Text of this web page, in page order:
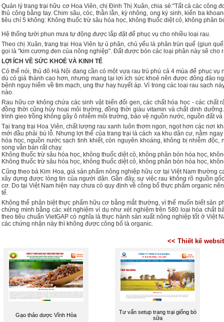
Quản lý trang trại hữu cơ Hoa Viên, chị Đinh Thị Xuân, chia sẻ:"Tất cả các công
thủ công bằng tay. Chim sâu, cóc, thằn lằn, kỳ nhông, ong ký sinh, kiến ba
tiêu chí 5 không: Không thuốc trừ sâu hóa học, không thuốc diệt cỏ, không phân
Hệ thống tưới phun mưa tự động được lắp đặt để phục vụ cho nhiều loại rau.
Theo chị Xuân, trang trại Hoa Viên tự ủ phân, chủ yếu là phân trùn quế (giun
gọi là "kim cương đen của nông nghiệp". Đất được bón các loại phân này sẽ cho
LỢI ÍCH VỀ SỨC KHOẺ VÀ KINH TẾ
Có thể nói, thủ đô Hà Nội đang cần có một vựa rau trù phú cả 4 mùa để phục
dù có giá thành cao hơn, nhưng mang lại lợi ích sức khoẻ nên được đông đảo
bệnh nguy hiểm về tim mạch, ung thư hay huyết áp. Vì trong các loại rau sạch
nào.
Rau hữu cơ không chứa các sinh vật biến đổi gen, các chất hóa học - các
đồng thời cũng hủy hoại môi trường, đồng thời giàu vitamin và chất dinh
trình gieo trồng không gây ô nhiễm môi trường, bảo vệ nguồn nước, nguồn đất
Tại trang trại Hoa Viên, chất lượng rau xanh luôn thơm ngon, ngọt hơn các nơi
mới đầu phải bù lỗ. Nhưng lợi thế của trang trại là cách xa khu dân cư, nằm
hóa học, nguồn nước sạch tinh khiết, còn nguyên khoáng, không bị nhiễm
song vẫn bán rất chạy.
Không thuốc trừ sâu hóa học, không thuốc diệt cỏ, không phân bón hóa học,
Không thuốc trừ sâu hóa học, không thuốc diệt cỏ, không phân bón hóa học,
Cũng theo bà Kim Hoa, giá sản phẩm nông nghiệp hữu cơ tại Việt Nam
xây dựng được lòng tin của người dân. Gần đây, sự việc rau không rõ nguồn
cơ. Do tại Việt Nam hiện nay chưa có quy định về công bố thực phẩm organic
tế.
Không thể phân biệt thực phẩm hữu cơ bằng mắt thường, vì thế muốn biết sản
chứng minh bằng các xét nghiệm ví dụ như xét nghiệm trên 580 loại hóa chất
theo tiêu chuẩn VietGAP có nghĩa là thực hành sản xuất nông nghiệp tốt ở Việt
các chứng nhận này thì không được công bố là organic.
<< Thiết kế
Gạo thảo dược Vĩnh Hòa
Tư vấn setup trang trại giống bò
sữa